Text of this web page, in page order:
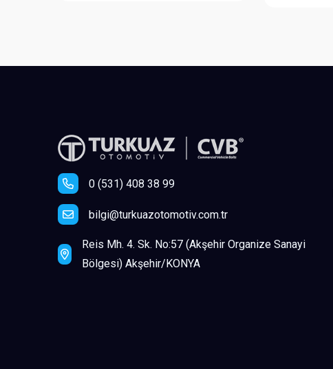
0 (531) 408 38 99
bilgi@turkuazotomotiv.com.tr
Reis Mh. 4. Sk. No:57 (Akşehir Organize Sanayi
Bölgesi) Akşehir/KONYA